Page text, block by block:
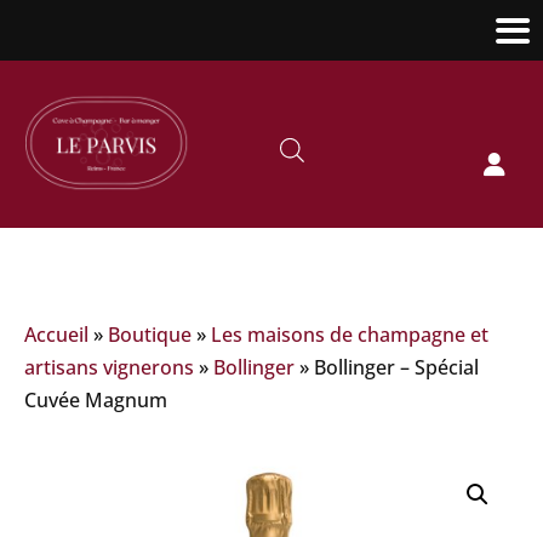

Accueil » Boutique» Les maisons de champagne et
artisans vignerons » Bollinger» Bollinger – Spécial
Cuvée Magnum